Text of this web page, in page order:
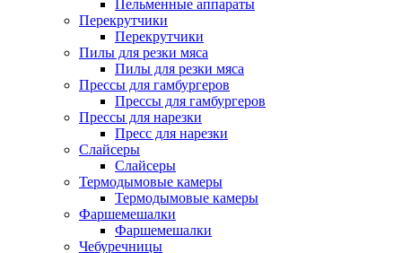
Пельменные аппараты
Перекрутчики
Перекрутчики
Пилы для резки мяса
Пилы для резки мяса
Прессы для гамбургеров
Прессы для гамбургеров
Прессы для нарезки
Пресс для нарезки
Слайсеры
Слайсеры
Термодымовые камеры
Термодымовые камеры
Фаршемешалки
Фаршемешалки
Чебуречницы